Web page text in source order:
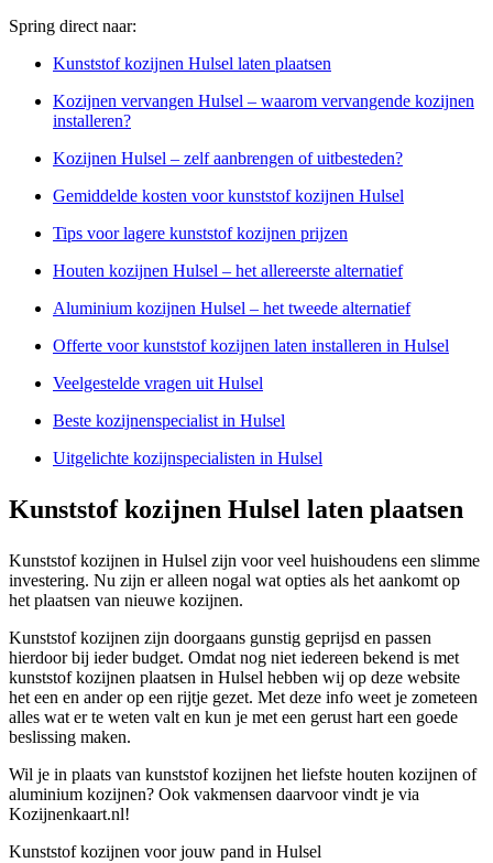
Spring direct naar:
Kunststof kozijnen Hulsel laten plaatsen
Kozijnen vervangen Hulsel – waarom vervangende kozijnen
installeren?
Kozijnen Hulsel – zelf aanbrengen of uitbesteden?
Gemiddelde kosten voor kunststof kozijnen Hulsel
Tips voor lagere kunststof kozijnen prijzen
Houten kozijnen Hulsel – het allereerste alternatief
Aluminium kozijnen Hulsel – het tweede alternatief
Offerte voor kunststof kozijnen laten installeren in Hulsel
Veelgestelde vragen uit Hulsel
Beste kozijnenspecialist in Hulsel
Uitgelichte kozijnspecialisten in Hulsel
Kunststof kozijnen Hulsel laten plaatsen
Kunststof kozijnen in Hulsel zijn voor veel huishoudens een slimme
investering. Nu zijn er alleen nogal wat opties als het aankomt op
het plaatsen van nieuwe kozijnen.
Kunststof kozijnen zijn doorgaans gunstig geprijsd en passen
hierdoor bij ieder budget. Omdat nog niet iedereen bekend is met
kunststof kozijnen plaatsen in Hulsel hebben wij op deze website
het een en ander op een rijtje gezet. Met deze info weet je zometeen
alles wat er te weten valt en kun je met een gerust hart een goede
beslissing maken.
Wil je in plaats van kunststof kozijnen het liefste houten kozijnen of
aluminium kozijnen? Ook vakmensen daarvoor vindt je via
Kozijnenkaart.nl!
Kunststof kozijnen voor jouw pand in Hulsel